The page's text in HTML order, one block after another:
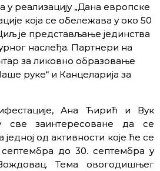
у реализацију „Дана европске
која се обележава у око 50
је представљање јединства
наслеђа. Партнери на
за ликовно образовање
руке“ и Канцеларија за
Ана Ћирић и Вук
све заинтересоване да се
од активности које ће се
до 30. септембра у
Тема овогодишњег